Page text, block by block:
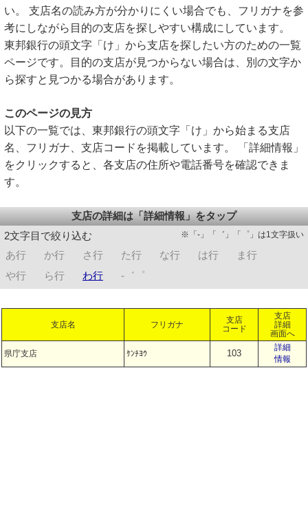
い。 支店名の読み方が分かりにくい場合でも、フリガナを参
考にしながら目的の支店を探しやすい構成にしています。
東邦銀行の頭文字「け」から支店を探したい方のための一覧
ページです。目的の支店が見つからない場合は、別の文字か
ら探すと見つかる場合があります。
このページの見方
以下の一覧では、東邦銀行の頭文字「け」から始まる支店
名、フリガナ、支店コードを掲載しています。 「詳細情報」
をクリックすると、各支店の住所や電話番号を確認できま
す。
支店の詳細は「詳細情報」をタップ
2文字目で絞り込む
※「-」「゛」「゜」は1文字扱い
あ行 か行 さ行 た行 な行 は行
ま行
や行
ら行 わ行 -゛゜
支店名 フリガナ
支店
コード
支店
詳細
画面へ
県庁支店 ｹﾝﾁﾖｳ 103
詳細
情報